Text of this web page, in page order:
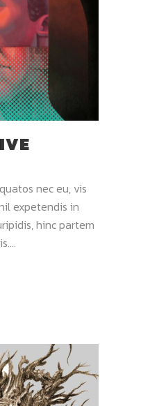
nec eu, vis
expetendis in
hinc partem